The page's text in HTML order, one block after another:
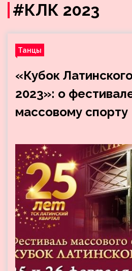
#КЛК 2023
Танцы
«Кубок
2023»: о
массовому спорту